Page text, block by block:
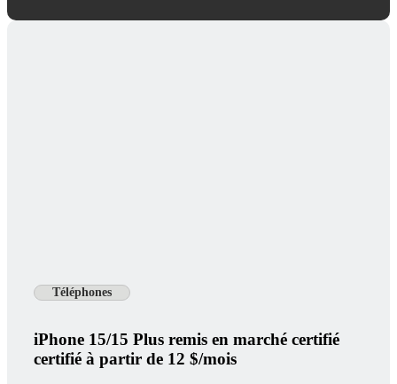
Téléphones
iPhone 15/15 Plus remis en marché certifié
certifié à partir de 12 $/mois